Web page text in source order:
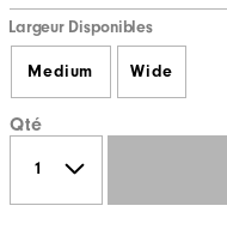
Largeur Disponibles
Medium Wide
Qté